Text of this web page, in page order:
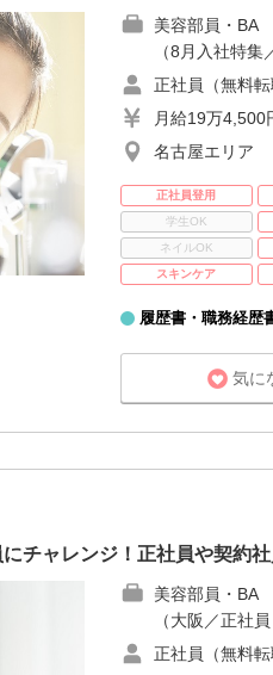
美容部員・BA
（8月入社特
正社員（無料転
月給19万4,500
名古屋エリア
正社員登用
学生OK
ネイルOK
スキンケア
履歴書・職務経歴
気に
チャレンジ！正社員や契約
美容部員・BA
（大阪／正社
正社員（無料転